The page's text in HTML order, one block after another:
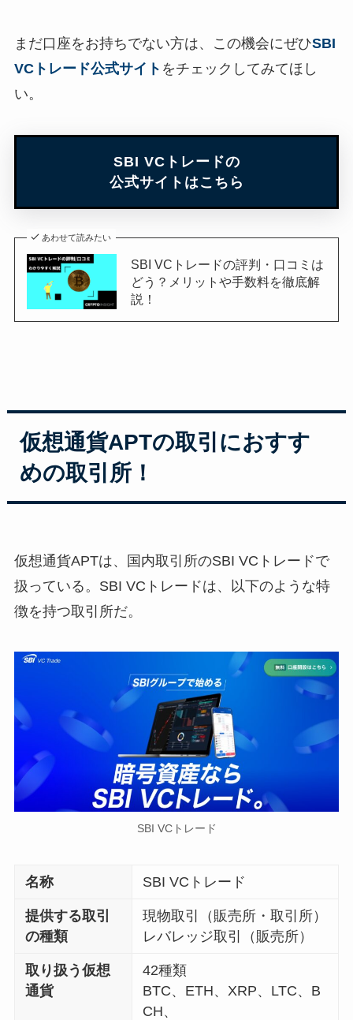
まだ口座をお持ちでない方は、この機会にぜひSBI
VCトレード公式サイト をチェックしてみてほし
い。
SBI VCトレードの
公式サイトはこちら
あわせて読みたい
SBI VCトレードの評判・口コミは
どう？メリットや手数料を徹底解
説！
仮想通貨APTの取引におすす
めの取引所！
仮想通貨APTは、国内取引所のSBI VCトレードで
扱っている。SBI VCトレードは、以下のような特
徴を持つ取引所だ。
SBI VCトレード
名称 SBI VCトレード
提供する取引
の種類
現物取引（販売所・取引所）
レバレッジ取引（販売所）
取り扱う仮想
通貨
42種類
BTC、ETH、XRP、LTC、B
CH、